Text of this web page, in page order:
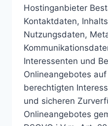
Hostinganbieter
Kontaktdaten,
Nutzungsdaten,
Interessenten und
Onlineangebotes
berechtigten
und sicheren
Onlineangebotes